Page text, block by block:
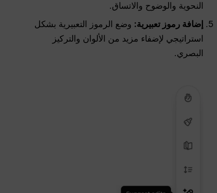
النحوية والوضوح والاتساق.
إضافة رموز تعبيرية: وضع الرموز التعبيرية بشكل
استراتيجي لإضفاء مزيد من الألوان والتركيز
البصري.